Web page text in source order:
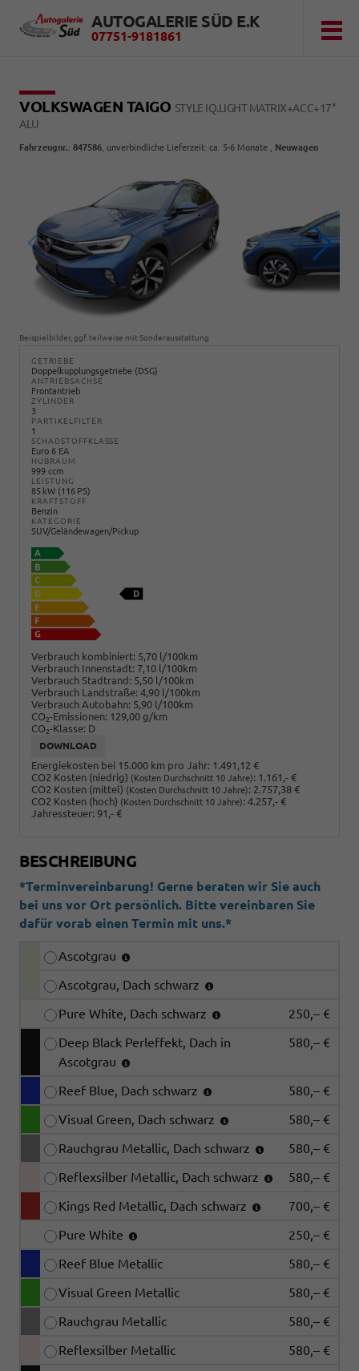
AUTOGALERIE SÜD E.K
07751-9181861
VOLKSWAGEN TAIGO STYLE IQ.LIGHT MATRIX+ACC+17''
ALU
Fahrzeugnr.: 847586 , unverbindliche Lieferzeit: ca. 5-6 Monate , Neuwagen
Beispielbilder, ggf. teilweise mit Sonderausstattung
GETRIEBE
Doppelkupplungsgetriebe (DSG)
ANTRIEBSACHSE
Frontantrieb
ZYLINDER
3
PARTIKELFILTER
1
SCHADSTOFFKLASSE
Euro 6 EA
HUBRAUM
999 ccm
LEISTUNG
85 kW (116 PS)
KRAFTSTOFF
Benzin
KATEGORIE
SUV/Geländewagen/Pickup
Verbrauch kombiniert: 5,70 l/100km
Verbrauch Innenstadt: 7,10 l/100km
Verbrauch Stadtrand: 5,50 l/100km
Verbrauch Landstraße: 4,90 l/100km
Verbrauch Autobahn: 5,90 l/100km
CO2-Emissionen: 129,00 g/km
CO2-Klasse: D
DOWNLOAD
Energiekosten bei 15.000 km pro Jahr: 1.491,12 €
CO2 Kosten (niedrig) (Kosten Durchschnitt 10 Jahre): 1.161,- €
CO2 Kosten (mittel) (Kosten Durchschnitt 10 Jahre): 2.757,38 €
CO2 Kosten (hoch) (Kosten Durchschnitt 10 Jahre): 4.257,- €
Jahressteuer: 91,- €
BESCHREIBUNG
*Terminvereinbarung! Gerne beraten wir Sie auch
bei uns vor Ort persönlich. Bitte vereinbaren Sie
dafür vorab einen Termin mit uns.*
Ascotgrau
Ascotgrau, Dach schwarz
Pure White, Dach schwarz
250,– €
Deep Black Perleffekt, Dach in
Ascotgrau
580,– €
Reef Blue, Dach schwarz
580,– €
Visual Green, Dach schwarz
580,– €
Rauchgrau Metallic, Dach schwarz
580,– €
Reflexsilber Metallic, Dach schwarz
580,– €
Kings Red Metallic, Dach schwarz
700,– €
Pure White
250,– €
Reef Blue Metallic
580,– €
Visual Green Metallic
580,– €
Rauchgrau Metallic
580,– €
Reflexsilber Metallic
580,– €